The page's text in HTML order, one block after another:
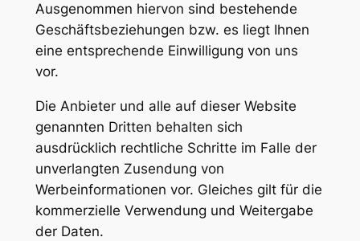
Ausgenommen hiervon sind bestehende
Geschäftsbeziehungen bzw. es liegt Ihnen
eine entsprechende Einwilligung von uns
vor.
Die Anbieter und alle auf dieser Website
genannten Dritten behalten sich
ausdrücklich rechtliche Schritte im Falle der
unverlangten Zusendung von
Werbeinformationen vor. Gleiches gilt für die
kommerzielle Verwendung und Weitergabe
der Daten.